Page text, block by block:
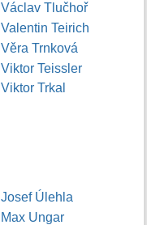
Václav Tlučhoř
Valentin Teirich
Věra Trnková
Viktor Teissler
Viktor Trkal
Josef Úlehla
Max Ungar